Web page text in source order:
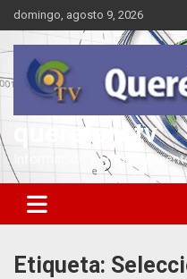
Saltar
al
contenido
domingo, agosto 9, 2026
queretarotv
Información y
Etiqueta: